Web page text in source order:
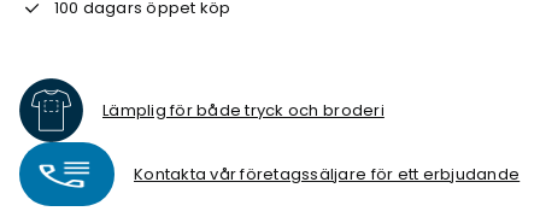
100 dagars öppet köp
Lämplig för både tryck och broderi
Kontakta vår företagssäljare för ett erbjudande